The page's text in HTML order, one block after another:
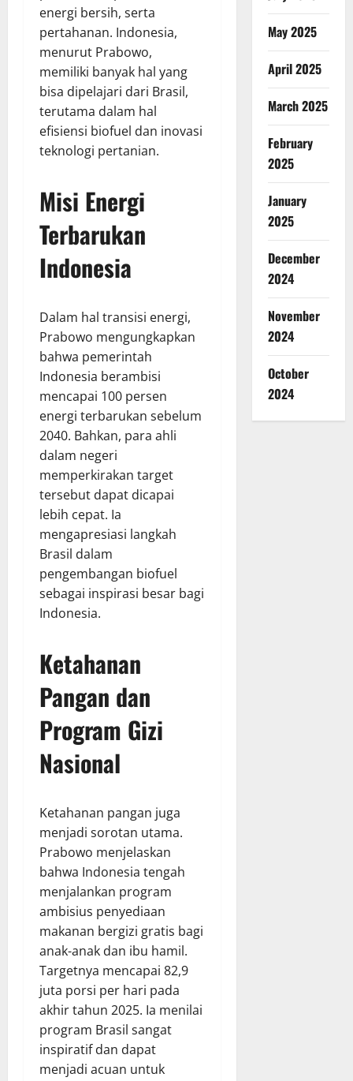
energi bersih, serta
pertahanan. Indonesia,
menurut Prabowo,
memiliki banyak hal yang
bisa dipelajari dari Brasil,
terutama dalam hal
efisiensi biofuel dan inovasi
teknologi pertanian.
Misi Energi
Terbarukan
Indonesia
Dalam hal transisi energi,
Prabowo mengungkapkan
bahwa pemerintah
Indonesia berambisi
mencapai 100 persen
energi terbarukan sebelum
2040. Bahkan, para ahli
dalam negeri
memperkirakan target
tersebut dapat dicapai
lebih cepat. Ia
mengapresiasi langkah
Brasil dalam
pengembangan biofuel
sebagai inspirasi besar bagi
Indonesia.
Ketahanan
Pangan dan
Program Gizi
Nasional
Ketahanan pangan juga
menjadi sorotan utama.
Prabowo menjelaskan
bahwa Indonesia tengah
menjalankan program
ambisius penyediaan
makanan bergizi gratis bagi
anak-anak dan ibu hamil.
Targetnya mencapai 82,9
juta porsi per hari pada
akhir tahun 2025. Ia menilai
program Brasil sangat
inspiratif dan dapat
menjadi acuan untuk
May 2025
April 2025
March 2025
February
2025
January
2025
December
2024
November
2024
October
2024